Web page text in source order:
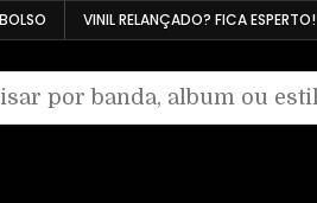
VINIL RELANÇADO? FICA ESPERTO!